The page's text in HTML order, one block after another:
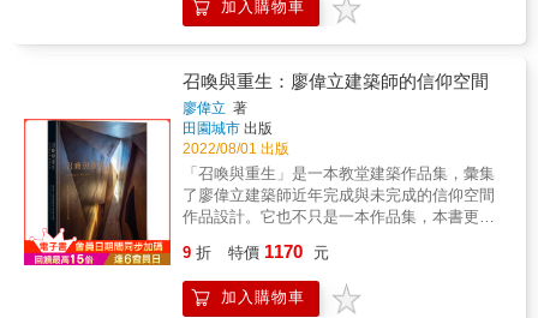
何？ 住宅計畫和城市復興不可或分，Richard
Rogers從當代「高科技」建築技術下手，追求
「耐久長壽、彈性適用、低度耗能」：從「混
合用途」的龐畢度中心，以「熱質量」與「煙
囪效應」自給控溫的波爾多法院，到「預製建
材」、幾小時內就能像積木般拼裝的「Y立方」
住宅。 無論是建築迷、建築系學生、建築師、
甚或關心居住正義、以及未來城市綠建築議題
的人們，都能在本書找到靈光啟發。 「Richard
Rogers提醒我們，建築是最具社會性的藝術，
相信城市有潛力變成社會變革的催化劑﹔或許
建築師最需要堅持的，就是做好一位公民的角
色。」──普立茲克獎建築獎評審團 ▎找到建築
的公共性，Richard Rogers這樣想 ● 【文化中
心】龐畢度中心──建築結構向外裸露，也讓文
實心的石頭蓋房子，現在我們用空心的石頭蓋
構件的中空部分，也可以大到足以穿越或生活
在其中。在結構設計上，為了明確表達「空」
的概念，刺激了各種空間架構的發展。目前已
經發展出來正被試用的各種結構形式，與自然
有著密切的關係，它們是持續探索事物秩序的
成果。 ◇ 機械設備空間所產生的干擾，必須藉
由進一步的發展結構以求解決。整合是自然之
道，我們可以向自然學習。 ◇ 一幢偉大的建築
肇始於不可量度，當它被設計乃至於完成，必
出不可量度的特質。 ◇ 室內光線由建築形式形
現代戰車的原型設計師！ 英國的喬治&middot;
史蒂文森為何被稱為「鐵道之父」？ 從陸地飛
向天空，萊特兄弟製造飛機的故事家喻戶曉，
那麼，你知道發明噴射發動機的人又是誰？ 從
陸地到海洋，英國土木工程師伊桑巴德
&middot;金德姆&middot;布魯內爾設計出第一
條隧道； 法裔工程師約瑟夫&middot;巴札爾蓋
特，設計出建構倫敦中心地帶的地下污水系統
工程，緩解了霍亂疫情&hellip;&hellip; 本書介
紹的50位工程師來自世界各地，包含各式各樣
的傑出人才， 其共同點都是針對現實世界的問
題，提供實際的解決之道， 並為世界的建構做
出重大的貢獻。 曾任STEM教育大使及編撰
STEM教育書籍的兩位作者， 致力於跨學科的
精神。 隈研吾 寫給東京的情書
從對東京產生興趣以來，已經過了60載。開始
在東京書寫情書，也已經過了近40個年頭。
&mdash;&mdash;這段期間，我和她都以不同
的形式增添了年歲，其中幽微的變化，或許也
能夠透過這部作品集傳遞出來。 ～～～～～～
～～～～～～～～～～～～～～～～～～～～
～～～～ 「東京是由高台與山谷低地編織而成
的複雜織品， 但這塊織品不只是單純的馬賽克
而已。 以水路為基底的工業軸，和以軍隊這種
品凹凸起伏，並增添微妙的色彩 東京與各地方
加入購物車
召喚與重生：廖偉立建築師的信仰空間
廖偉立 著
田園城市 出版
2022/08/01 出版
「召喚與重生」是一本教堂建築作品集，彙集
了廖偉立建築師近年完成與未完成的信仰空間
作品設計。它也不只是一本作品集，本書更希
的空間設計文本的閱讀，以及從藝術、建築與
神學的不同角度探討「日常神聖性」的對話文
本，進一步橫向切片式地去發掘當代台灣社會
9 折 特價 1170 元
加入購物車